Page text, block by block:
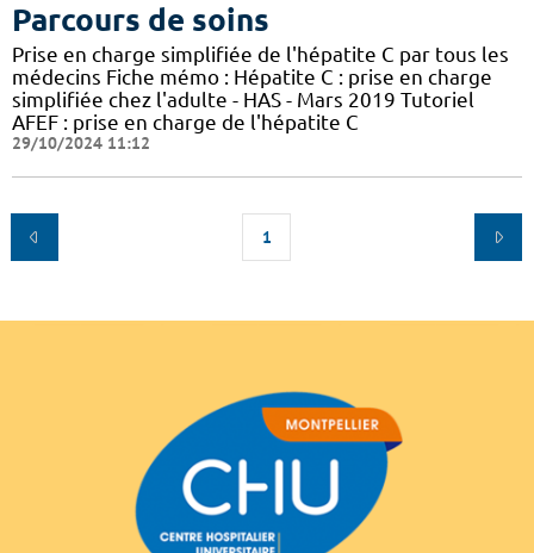
Parcours de soins
Prise en charge simplifiée de l'hépatite C par tous les
médecins Fiche mémo : Hépatite C : prise en charge
simplifiée chez l'adulte - HAS - Mars 2019 Tutoriel
AFEF : prise en charge de l'hépatite C
29/10/2024 11:12
1